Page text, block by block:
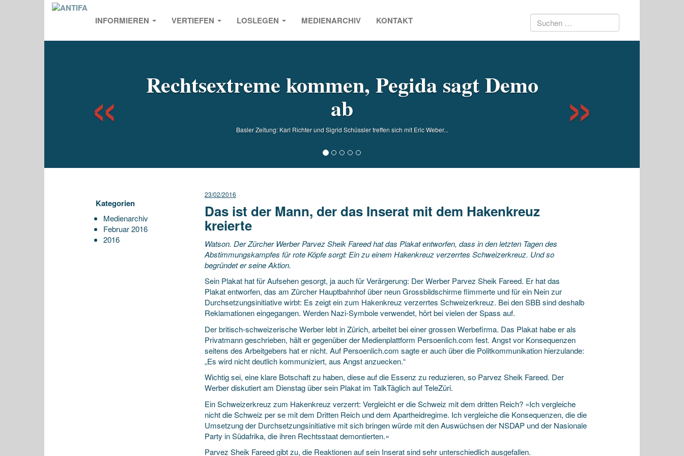
INFORMIEREN VERTIEFEN LOSLEGEN MEDIENARCHIV KONTAKT Suchen
Rechtsextreme kommen, Pegida sagt Demo
ab
Basler Zeitung: Karl Richter und Sigrid Schüssler treffen sich mit Eric Weber...
Previous
Kategorien
Medienarchiv
Februar 2016
2016
23/02/2016
Das ist der Mann, der das Inserat mit dem Hakenkreuz
kreierte
Watson. Der Zürcher Werber Parvez Sheik Fareed hat das Plakat entworfen, dass in den letzten Tagen des
Abstimmungskampfes für rote Köpfe sorgt: Ein zu einem Hakenkreuz verzerrtes Schweizerkreuz. Und so
begründet er seine Aktion.
Sein Plakat hat für Aufsehen gesorgt, ja auch für Verärgerung: Der Werber Parvez Sheik Fareed. Er hat das
Plakat entworfen, das am Zürcher Hauptbahnhof über neun Grossbildschirme flimmerte und für ein Nein zur
Durchsetzungsinitiative wirbt: Es zeigt ein zum Hakenkreuz verzerrtes Schweizerkreuz. Bei den SBB sind deshalb
Reklamationen eingegangen. Werden Nazi-Symbole verwendet, hört bei vielen der Spass auf.
Der britisch-schweizerische Werber lebt in Zürich, arbeitet bei einer grossen Werbefirma. Das Plakat habe er als
Privatmann geschrieben, hält er gegenüber der Medienplattform Persoenlich.com fest. Angst vor Konsequenzen
seitens des Arbeitgebers hat er nicht. Auf Persoenlich.com sagte er auch über die Politkommunikation hierzulande:
„Es wird nicht deutlich kommuniziert, aus Angst anzuecken.“
Wichtig sei, eine klare Botschaft zu haben, diese auf die Essenz zu reduzieren, so Parvez Sheik Fareed. Der
Werber diskutiert am Dienstag über sein Plakat im TalkTäglich auf TeleZüri.
Ein Schweizerkreuz zum Hakenkreuz verzerrt: Vergleicht er die Schweiz mit dem dritten Reich? «Ich vergleiche
nicht die Schweiz per se mit dem Dritten Reich und dem Apartheidregime. Ich vergleiche die Konsequenzen, die die
Umsetzung der Durchsetzungsinitiative mit sich bringen würde mit den Auswüchsen der NSDAP und der Nasionale
Party in Südafrika, die ihren Rechtsstaat demontierten.»
Parvez Sheik Fareed gibt zu, die Reaktionen auf sein Inserat sind sehr unterschiedlich ausgefallen.